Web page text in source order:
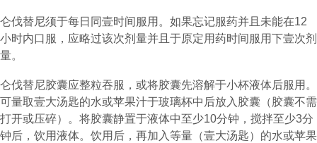
仑伐替尼须于每日同壹时间服用。如果忘记服药并且未能在12
小时内口服，应略过该次剂量并且于原定用药时间服用下壹次剂
量。
仑伐替尼胶囊应整粒吞服，或将胶囊先溶解于小杯液体后服用。
可量取壹大汤匙的水或苹果汁于玻璃杯中后放入胶囊（胶囊不需
打开或压碎）。将胶囊静置于液体中至少10分钟，搅拌至少3分
钟后，饮用液体。饮用后，再加入等量（壹大汤匙）的水或苹果